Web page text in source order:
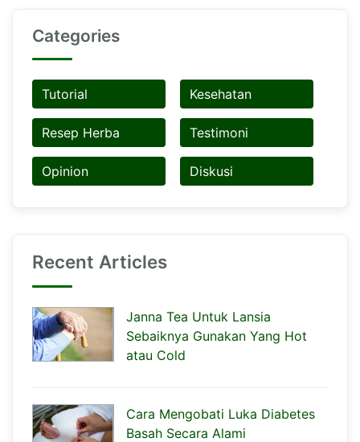
Categories
Tutorial Kesehatan
Resep Herba Testimoni
Opinion Diskusi
Recent Articles
Janna Tea Untuk Lansia
Sebaiknya Gunakan Yang Hot
atau Cold
Cara Mengobati Luka Diabetes
Basah Secara Alami